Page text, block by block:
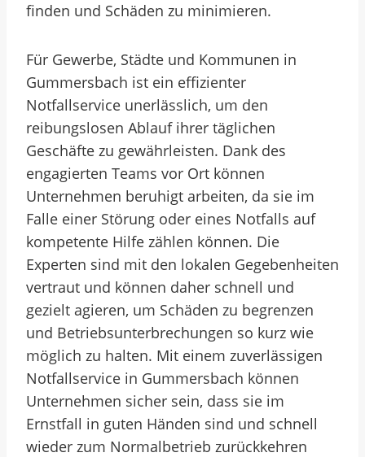
finden und Schäden zu minimieren.
Für Gewerbe, Städte und Kommunen in
Gummersbach ist ein effizienter
Notfallservice unerlässlich, um den
reibungslosen Ablauf ihrer täglichen
Geschäfte zu gewährleisten. Dank des
engagierten Teams vor Ort können
Unternehmen beruhigt arbeiten, da sie im
Falle einer Störung oder eines Notfalls auf
kompetente Hilfe zählen können. Die
Experten sind mit den lokalen Gegebenheiten
vertraut und können daher schnell und
gezielt agieren, um Schäden zu begrenzen
und Betriebsunterbrechungen so kurz wie
möglich zu halten. Mit einem zuverlässigen
Notfallservice in Gummersbach können
Unternehmen sicher sein, dass sie im
Ernstfall in guten Händen sind und schnell
wieder zum Normalbetrieb zurückkehren